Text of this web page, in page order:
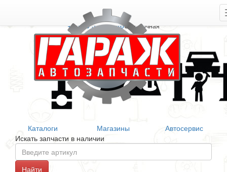
+7 906 377 46 46Справочная
Каталоги Магазины
Автосервис
Искать запчасти в наличии